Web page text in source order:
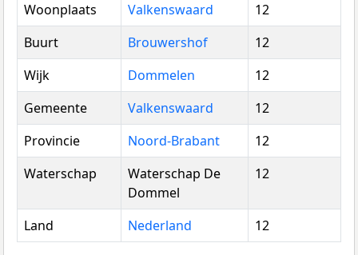
Woonplaats
Valkenswaard
12
Buurt
Brouwershof
12
Wijk
Dommelen
12
Gemeente
Valkenswaard
12
Provincie
Noord-Brabant
12
Waterschap
Waterschap De
Dommel
12
Land Nederland 12